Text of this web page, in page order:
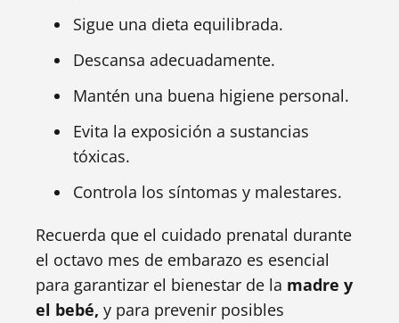
Sigue una dieta equilibrada.
Descansa adecuadamente.
Mantén una buena higiene personal.
Evita la exposición a sustancias
tóxicas.
Controla los síntomas y malestares.
Recuerda que el cuidado prenatal durante
el octavo mes de embarazo es esencial
para garantizar el bienestar de la madre y
el bebé, y para prevenir posibles